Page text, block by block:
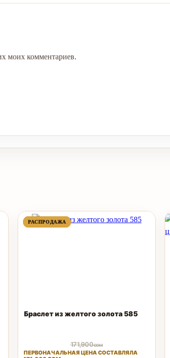
моих комментариев.
РАСПРОДАЖА ПРОДАВАЕМЫЙ
ТОВАР
РАСПРОДАЖА ПРОДАВАЕМЫЙ
ТОВАР
Браслет из желтого золота 585
171,900сом
ПЕРВОНАЧАЛЬНАЯ ЦЕНА СОСТАВЛЯЛА